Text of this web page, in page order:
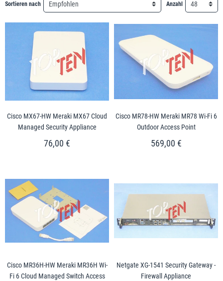
Cisco MX67-HW Meraki MX67 Cloud
Managed Security Appliance
76,00 €
Cisco MR78-HW Meraki MR78 Wi-Fi 6
Outdoor Access Point
569,00 €
Cisco MR36H-HW Meraki MR36H Wi-
Fi 6 Cloud Managed Switch Access
Netgate XG-1541 Security Gateway -
Firewall Appliance